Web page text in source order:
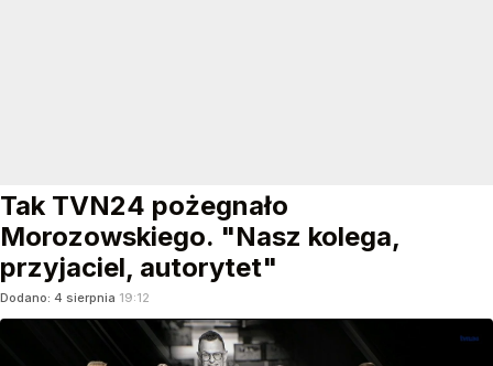
Tak TVN24 pożegnało
Morozowskiego. "Nasz kolega,
przyjaciel, autorytet"
Dodano: 4 sierpnia 19:12